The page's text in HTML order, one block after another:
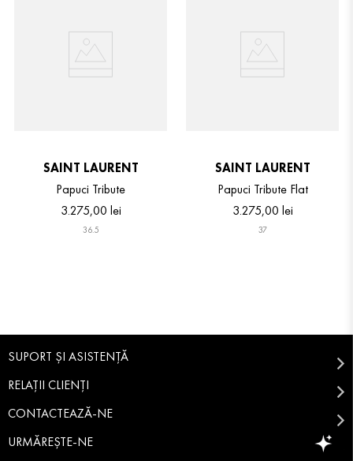
SAINT LAURENT
Papuci Tribute
3.275,00 lei
36.5
SAINT LAURENT
Papuci Tribute Flat
3.275,00 lei
37
SUPORT ȘI ASISTENȚĂ
RELAȚII CLIENȚI
CONTACTEAZĂ-NE
URMĂREȘTE-NE